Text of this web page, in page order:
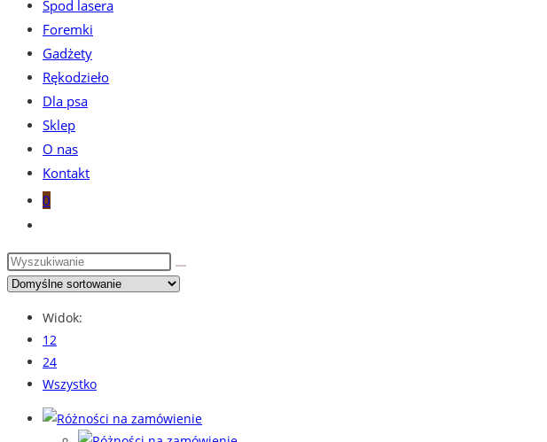
Spod lasera
Foremki
Gadżety
Rękodzieło
Dla psa
Sklep
O nas
Kontakt
0
website
search
Widok:
12
24
Wszystko